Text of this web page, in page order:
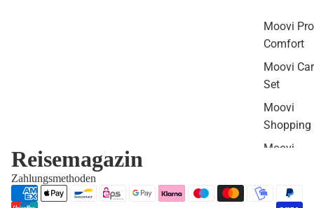
Moovi
Comfort
Moovi
Set
Moovi
Shopping
Moovi
Moovi
Reisemagazin
Zahlungsmethoden